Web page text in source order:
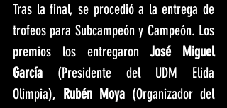
Tras la final, se procedió a la entrega de
trofeos para Subcampeón y Campeón. Los
premios los entregaron José Miguel
García (Presidente del UDM Elida
Olimpia),
Rubén Moya (Organizador del